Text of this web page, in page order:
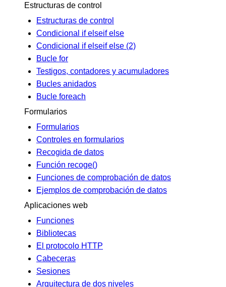
Estructuras de control
Estructuras de control
Condicional if elseif else
Condicional if elseif else (2)
Bucle for
Testigos, contadores y acumuladores
Bucles anidados
Bucle foreach
Formularios
Formularios
Controles en formularios
Recogida de datos
Función recoge()
Funciones de comprobación de datos
Ejemplos de comprobación de datos
Aplicaciones web
Funciones
Bibliotecas
El protocolo HTTP
Cabeceras
Sesiones
Arquitectura de dos niveles